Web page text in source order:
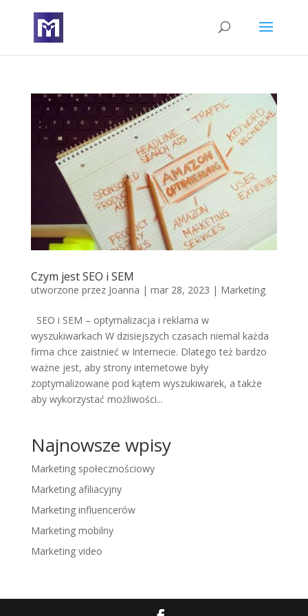
Czym jest SEO i SEM
utworzone przez Joanna | mar 28, 2023 | Marketing
SEO i SEM – optymalizacja i reklama w
wyszukiwarkach W dzisiejszych czasach niemal każda
firma chce zaistnieć w Internecie. Dlatego też bardzo
ważne jest, aby strony internetowe były
zoptymalizowane pod kątem wyszukiwarek, a także
aby wykorzystać możliwości...
Najnowsze wpisy
Marketing społecznościowy
Marketing afiliacyjny
Marketing influencerów
Marketing mobilny
Marketing video